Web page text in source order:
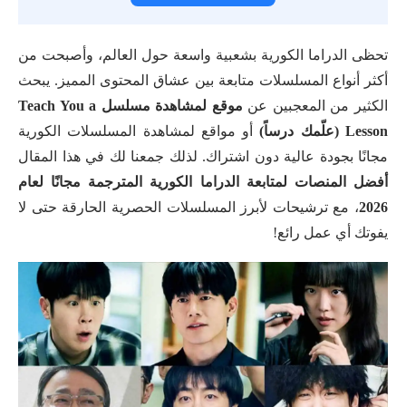
تحظى الدراما الكورية بشعبية واسعة حول العالم، وأصبحت من
أكثر أنواع المسلسلات متابعة بين عشاق المحتوى المميز. يبحث
الكثير من المعجبين عن
موقع لمشاهدة مسلسل Teach You a
Lesson (علّمك درساً)
أو مواقع لمشاهدة المسلسلات الكورية
مجانًا بجودة عالية دون اشتراك. لذلك جمعنا لك في هذا المقال
أفضل المنصات لمتابعة الدراما الكورية المترجمة مجانًا لعام
2026، مع ترشيحات لأبرز المسلسلات الحصرية الحارقة حتى لا
يفوتك أي عمل رائع!